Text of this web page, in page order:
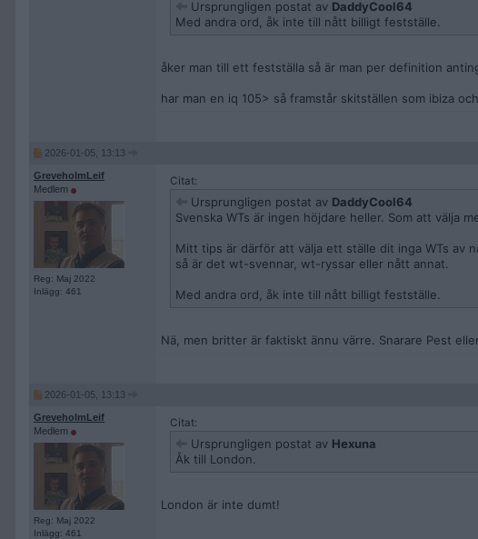
Ursprungligen postat av DaddyCool64
Med andra ord, åk inte till nått billigt festställe.
åker man till ett festställa så är man per definition
har man en iq 105> så framstår skitställen som ibiza
2026-01-05, 13:13
GreveholmLeif
Medlem
Reg: Maj 2022
Inlägg: 461
Citat:
Ursprungligen postat av DaddyCool64
Svenska WTs är ingen höjdare heller. Som att välja
Mitt tips är därför att välja ett ställe dit inga WTs av
så är det wt-svennar, wt-ryssar eller nått annat.
Med andra ord, åk inte till nått billigt festställe.
Nä, men britter är faktiskt ännu värre. Snarare Pest
2026-01-05, 13:13
GreveholmLeif
Medlem
Reg: Maj 2022
Inlägg: 461
Citat:
Ursprungligen postat av Hexuna
Åk till London.
London är inte dumt!